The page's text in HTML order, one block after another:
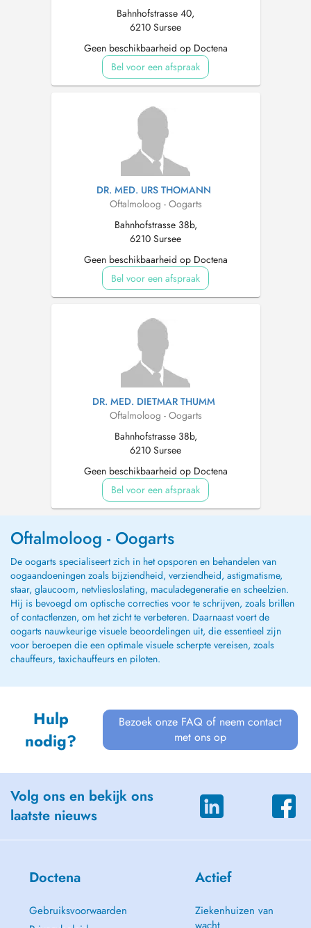
Bahnhofstrasse 40,
6210 Sursee
Geen beschikbaarheid op Doctena
Bel voor een afspraak
DR. MED. URS THOMANN
Oftalmoloog - Oogarts
Bahnhofstrasse 38b,
6210 Sursee
Geen beschikbaarheid op Doctena
Bel voor een afspraak
DR. MED. DIETMAR THUMM
Oftalmoloog - Oogarts
Bahnhofstrasse 38b,
6210 Sursee
Geen beschikbaarheid op Doctena
Bel voor een afspraak
Oftalmoloog - Oogarts
De oogarts specialiseert zich in het opsporen en behandelen van
oogaandoeningen zoals bijziendheid, verziendheid, astigmatisme,
staar, glaucoom, netvliesloslating, maculadegeneratie en scheelzien.
Hij is bevoegd om optische correcties voor te schrijven, zoals brillen
of contactlenzen, om het zicht te verbeteren. Daarnaast voert de
oogarts nauwkeurige visuele beoordelingen uit, die essentieel zijn
voor beroepen die een optimale visuele scherpte vereisen, zoals
chauffeurs, taxichauffeurs en piloten.
Hulp
nodig?
Bezoek onze FAQ of neem contact
met ons op
Volg ons en bekijk ons
laatste nieuws
Doctena
Gebruiksvoorwaarden
Actief
Ziekenhuizen van